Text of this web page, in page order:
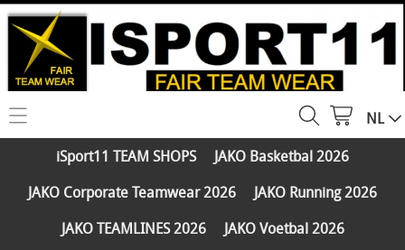
HOME
WEBSHOP
NL
iSport11 TEAM SHOPS
JAKO Basketbal 2026
JAKO Corporate Teamwear 2026
JAKO Running 2026
JAKO TEAMLINES 2026
JAKO Voetbal 2026